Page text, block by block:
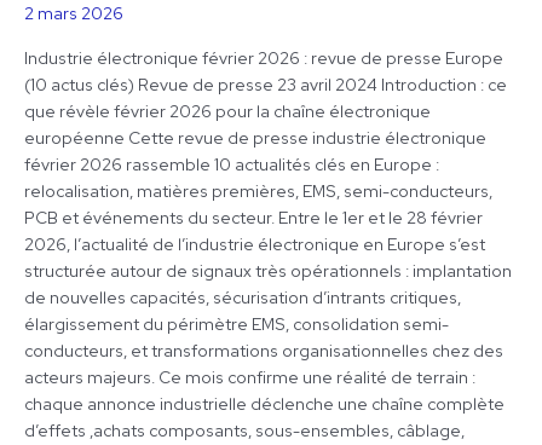
2 mars 2026
Industrie électronique février 2026 : revue de presse Europe
(10 actus clés) Revue de presse 23 avril 2024 Introduction : ce
que révèle février 2026 pour la chaîne électronique
européenne Cette revue de presse industrie électronique
février 2026 rassemble 10 actualités clés en Europe :
relocalisation, matières premières, EMS, semi-conducteurs,
PCB et événements du secteur. Entre le 1er et le 28 février
2026, l’actualité de l’industrie électronique en Europe s’est
structurée autour de signaux très opérationnels : implantation
de nouvelles capacités, sécurisation d’intrants critiques,
élargissement du périmètre EMS, consolidation semi-
conducteurs, et transformations organisationnelles chez des
acteurs majeurs. Ce mois confirme une réalité de terrain :
chaque annonce industrielle déclenche une chaîne complète
d’effets ,achats composants, sous-ensembles, câblage,
revue
de
presse
Europe
(10
actus
clés)